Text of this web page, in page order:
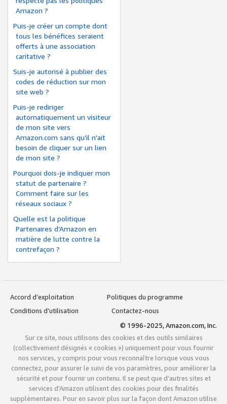
Amazon ?
Puis-je créer un compte dont
tous les bénéfices seraient
offerts à une association
caritative ?
Suis-je autorisé à publier des
codes de réduction sur mon
site web ?
Puis-je rediriger
automatiquement un visiteur
de mon site vers
Amazon.com sans qu’il n’ait
besoin de cliquer sur un lien
de mon site ?
Pourquoi dois-je indiquer mon
statut de partenaire ?
Comment faire sur les
réseaux sociaux ?
Quelle est la politique
Partenaires d’Amazon en
matière de lutte contre la
contrefaçon ?
Accord d’exploitation
Politiques du programme
Conditions d’utilisation
Contactez-nous
© 1996-2025, Amazon.com, Inc.
Sur ce site, nous utilisons des cookies et des outils similaires
(collectivement désignés « cookies ») uniquement pour vous fournir
nos services, y compris pour vous reconnaître lorsque vous vous
connectez, pour assurer le suivi de vos paramètres, pour améliorer la
sécurité et pour fournir un contenu. Il se peut que d’autres sites et
services d’Amazon utilisent des cookies pour des finalités
supplémentaires. Pour en savoir plus sur la façon dont Amazon utilise